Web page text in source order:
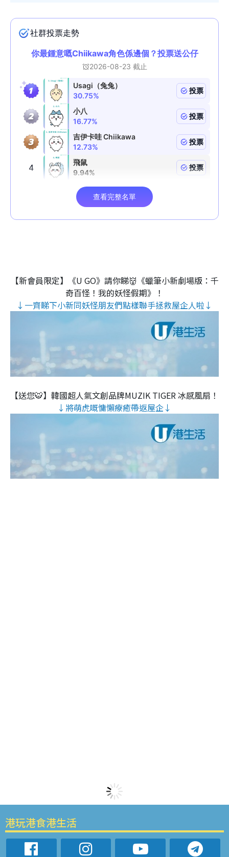
【新會員限定】《U GO》請你睇👹《蠟筆小新劇場版：千
奇百怪！我的妖怪假期》！
↓一齊睇下小新同妖怪朋友們點樣聯手拯救屋企人啦↓
【送您🐯】韓國超人氣文創品牌MUZIK TIGER 冰感風扇！
↓將萌虎嘅慵懶療癒帶返屋企↓
港玩港食港生活